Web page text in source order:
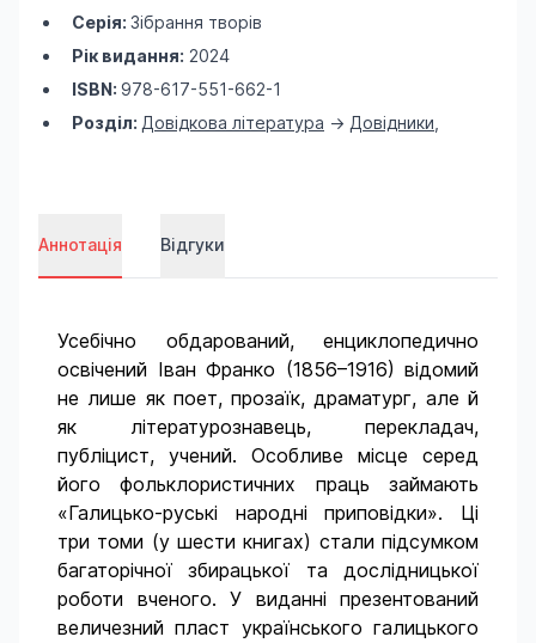
Серія: Зібрання творів
Рік видання: 2024
ISBN: 978-617-551-662-1
Розділ: Довідкова література -> Довідники
Аннотація Відгуки
Усебічно обдарований, енциклопедично
освічений Іван Франко (1856–1916) відомий
не лише як поет, прозаїк, драматург, але й
як літературознавець, перекладач,
публіцист, учений. Особливе місце серед
його фольклористичних праць займають
«Галицько-руські народні приповідки». Ці
три томи (у шести книгах) стали підсумком
багаторічної збирацької та дослідницької
роботи вченого. У виданні презентований
величезний пласт українського галицького